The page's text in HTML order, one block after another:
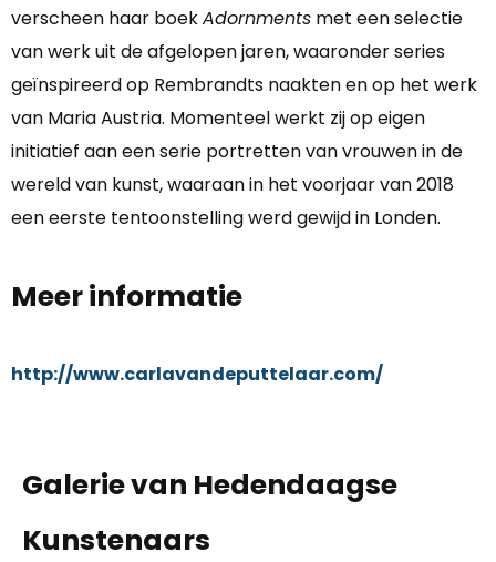
verscheen haar boekAdornments met een selectie
van werk uit de afgelopen jaren, waaronder series
geïnspireerd op Rembrandts naakten en op het werk
van Maria Austria. Momenteel werkt zij op eigen
initiatief aan een serie portretten van vrouwen in de
wereld van kunst, waaraan in het voorjaar van 2018
een eerste tentoonstelling werd gewijd in Londen.
Meer informatie
http://www.carlavandeputtelaar.com/
Galerie van Hedendaagse
Kunstenaars